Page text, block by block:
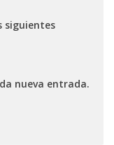
siguientes
nueva entrada.